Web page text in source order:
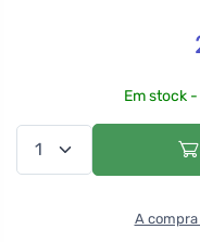
Em stock
A